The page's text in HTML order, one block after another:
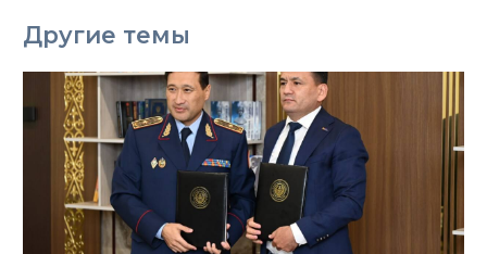
Другие темы